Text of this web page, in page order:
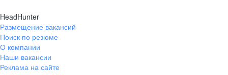
Екатеринбург
ул. Боевых Дружин, стр. 20,
+7 343 226-79-99
HeadHunter
Размещение вакансий
Поиск по резюме
О компании
Наши вакансии
Реклама на сайте